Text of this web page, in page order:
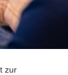
zur